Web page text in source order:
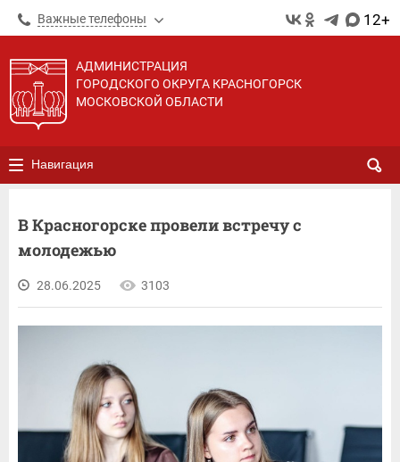
Важные телефоны 12+
АДМИНИСТРАЦИЯ
ГОРОДСКОГО ОКРУГА КРАСНОГОРСК
МОСКОВСКОЙ ОБЛАСТИ
Навигация
В Красногорске провели встречу с
молодежью
28.06.2025 3103